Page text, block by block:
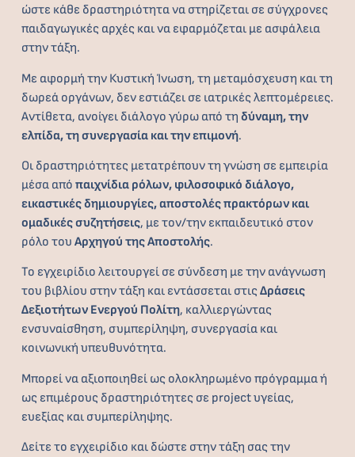
ώστε κάθε δραστηριότητα να στηρίζεται σε σύγχρονες
παιδαγωγικές αρχές και να εφαρμόζεται με ασφάλεια
στην τάξη.
Με αφορμή την Κυστική Ίνωση, τη μεταμόσχευση και τη
δωρεά οργάνων, δεν εστιάζει σε ιατρικές λεπτομέρειες.
Αντίθετα, ανοίγει διάλογο γύρω από τη δύναμη, την
ελπίδα, τη συνεργασία και την επιμονή.
Οι δραστηριότητες μετατρέπουν τη γνώση σε εμπειρία
μέσα από παιχνίδια ρόλων, φιλοσοφικό διάλογο,
εικαστικές δημιουργίες, αποστολές πρακτόρων και
ομαδικές συζητήσεις, με τον/την εκπαιδευτικό στον
ρόλο του Αρχηγού της Αποστολής.
Το εγχειρίδιο λειτουργεί σε σύνδεση με την ανάγνωση
του βιβλίου στην τάξη και εντάσσεται στις Δράσεις
Δεξιοτήτων Ενεργού Πολίτη, καλλιεργώντας
ενσυναίσθηση, συμπερίληψη, συνεργασία και
κοινωνική υπευθυνότητα.
Μπορεί να αξιοποιηθεί ως ολοκληρωμένο πρόγραμμα ή
ως επιμέρους δραστηριότητες σε project υγείας,
ευεξίας και συμπερίληψης.
Δείτε το εγχειρίδιο και δώστε στην τάξη σας την